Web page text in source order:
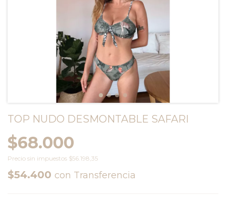
TOP NUDO DESMONTABLE SAFARI
$68.000
Precio sin impuestos $56.198,35
$54.400 con Transferencia